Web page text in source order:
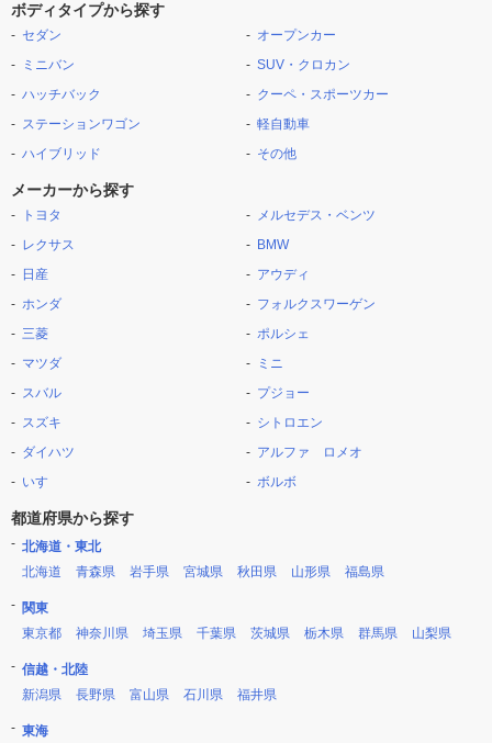
ボディタイプから探す
セダン
ミニバン
ハッチバック
ステーションワゴン
ハイブリッド
オープンカー
SUV・クロカン
クーペ・スポーツカー
軽自動車
その他
メーカーから探す
トヨタ
レクサス
日産
ホンダ
三菱
マツダ
スバル
スズキ
ダイハツ
いすゞ
メルセデス・ベンツ
BMW
アウディ
フォルクスワーゲン
ポルシェ
ミニ
プジョー
シトロエン
アルファ ロメオ
ボルボ
都道府県から探す
北海道・東北
北海道
青森県 岩手県 宮城県 秋田県 山形県 福島県
関東
東京都
神奈川県 埼玉県 千葉県 茨城県 栃木県 群馬県 山梨県
信越・北陸
新潟県
長野県 富山県 石川県 福井県
東海